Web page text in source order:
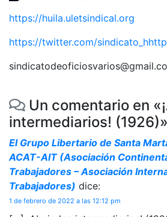
https://huila.uletsindical.org
https://twitter.com/
Un comentario en «
intermediarios! (1926)»
El Grupo Libertario de Santa
ACAT-AIT (Asociación
Trabajadores – Asociación
Trabajadores) dice:
1 de febrero de 2022 a las 12:12 pm